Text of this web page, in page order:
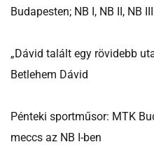
Budapesten; NB I, NB II, NB III
„Dávid talált egy rövidebb
Betlehem Dávid
Pénteki sportműsor: MTK
meccs az NB I-ben